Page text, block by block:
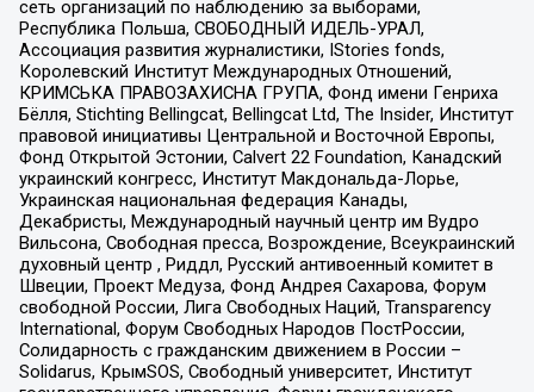
сеть организаций по наблюдению за выборами,
Республика Польша, СВОБОДНЫЙ ИДЕЛЬ-УРАЛ,
Ассоциация развития журналистики, IStories fonds,
Королевский Институт Международных Отношений,
КРИМСЬКА ПРАВОЗАХИСНА ГРУПА, Фонд имени Генриха
Бёлля, Stichting Bellingcat, Bellingcat Ltd, The Insider, Институт
правовой инициативы Центральной и Восточной Европы,
Фонд Открытой Эстонии, Calvert 22 Foundation, Канадский
украинский конгресс, Институт Макдональда-Лорье,
Украинская национальная федерация Канады,
Декабристы, Международный научный центр им Вудро
Вильсона, Свободная пресса, Возрождение, Всеукраинский
духовный центр , Риддл, Русский антивоенный комитет в
Швеции, Проект Медуза, Фонд Андрея Сахарова, Форум
свободной России, Лига Свободных Наций, Transparеncy
International, Форум Свободных Народов ПостРоссии,
Солидарность с гражданским движением в России –
Solidarus, КрымSOS, Свободный университет, Институт